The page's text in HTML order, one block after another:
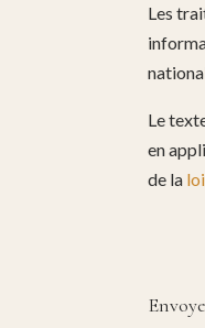
Les
Le
en
de la